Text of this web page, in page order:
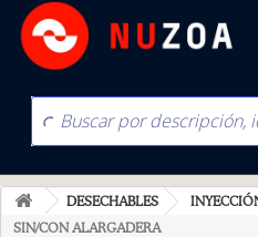
DESECHABLES
SIN/CON ALARGADERA